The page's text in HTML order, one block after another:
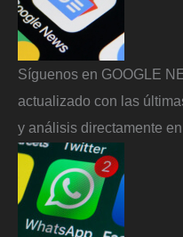
Síguenos en GOOGLE
actualizado con las
y análisis directamente